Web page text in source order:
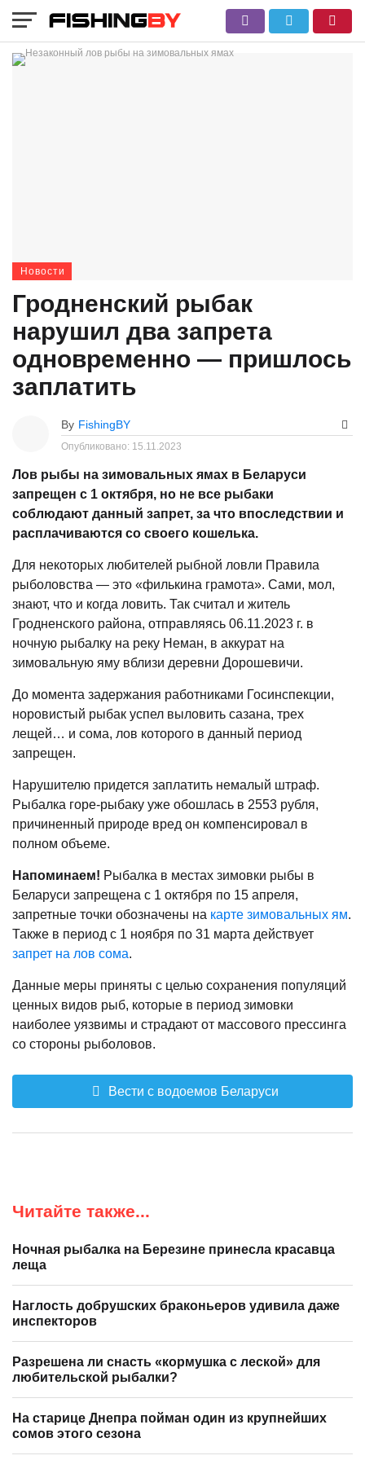
Новости
Гродненский рыбак
нарушил два запрета
одновременно — пришлось
заплатить
By FishingBY
Опубликовано: 15.11.2023
Лов рыбы на зимовальных ямах в Беларуси
запрещен с 1 октября, но не все рыбаки
соблюдают данный запрет, за что впоследствии и
расплачиваются со своего кошелька.
Для некоторых любителей рыбной ловли Правила
рыболовства — это «филькина грамота». Сами, мол,
знают, что и когда ловить. Так считал и житель
Гродненского района, отправляясь 06.11.2023 г. в
ночную рыбалку на реку Неман, в аккурат на
зимовальную яму вблизи деревни Дорошевичи.
До момента задержания работниками Госинспекции,
норовистый рыбак успел выловить сазана, трех
лещей… и сома, лов которого в данный период
запрещен.
Нарушителю придется заплатить немалый штраф.
Рыбалка горе-рыбаку уже обошлась в 2553 рубля,
причиненный природе вред он компенсировал в
полном объеме.
Напоминаем! Рыбалка в местах зимовки рыбы в
Беларуси запрещена с 1 октября по 15 апреля,
запретные точки обозначены на карте зимовальных ям.
Также в период с 1 ноября по 31 марта действует
запрет на лов сома.
Данные меры приняты с целью сохранения популяций
ценных видов рыб, которые в период зимовки
наиболее уязвимы и страдают от массового прессинга
со стороны рыболовов.
Вести с водоемов Беларуси
Читайте также...
Ночная рыбалка на Березине принесла красавца
леща
Наглость добрушских браконьеров удивила даже
инспекторов
Разрешена ли снасть «кормушка с леской» для
любительской рыбалки?
На старице Днепра пойман один из крупнейших
сомов этого сезона